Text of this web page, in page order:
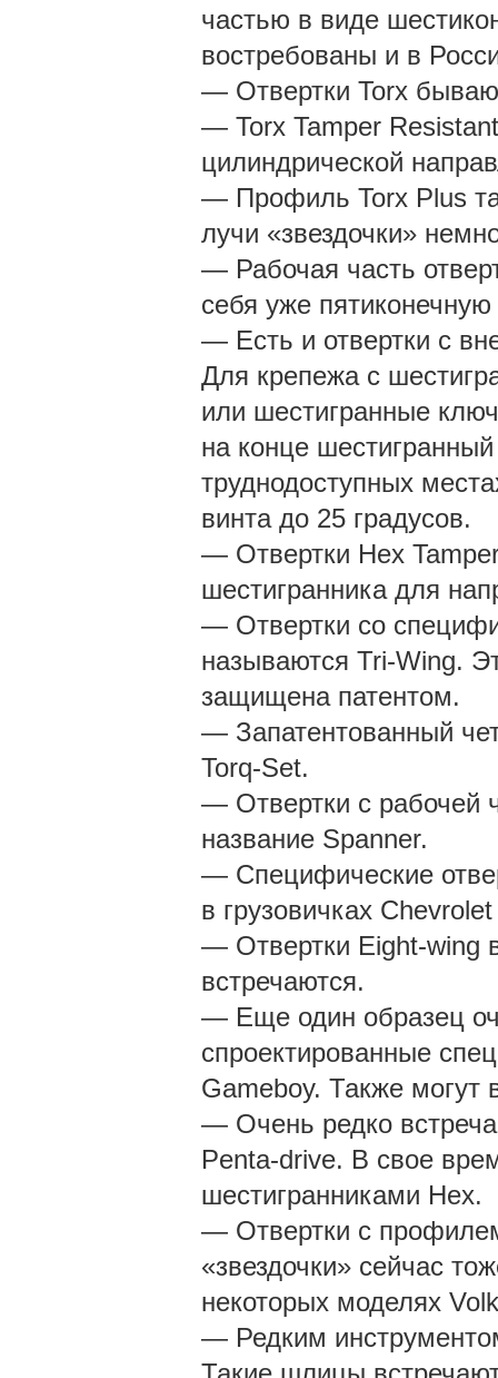
частью в виде
востребованы и в
— Отвертки Torx
— Torx Tamper
цилиндрической
— Профиль Torx Plus
лучи «звездочки»
— Рабочая часть
себя уже
— Есть и отвертки с
Для крепежа с
или шестигранные
на конце
труднодоступных
винта до 25 градусов.
— Отвертки Hex
шестигранника для
— Отвертки со
называются Tri-Wing.
защищена патентом.
— Запатентованный
Torq-Set.
— Отвертки c рабочей
название Spanner.
— Специфические
в грузовичках
— Отвертки Eight-wing
встречаются.
— Еще один образец
спроектированные
Gameboy. Также могут
— Очень редко
Penta-drive. В свое
шестигранниками Hex.
— Отвертки с
«звездочки» сейчас
некоторых моделях
— Редким